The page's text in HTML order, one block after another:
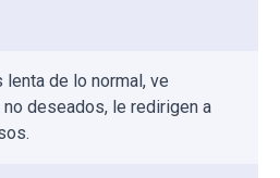
de lo normal, ve
deseados, le redirigen a